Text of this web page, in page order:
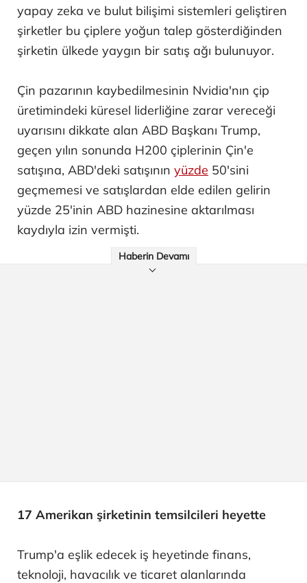
yapay zeka ve bulut bilişimi sistemleri geliştiren
şirketler bu çiplere yoğun talep gösterdiğinden
şirketin ülkede yaygın bir satış ağı bulunuyor.
Çin pazarının kaybedilmesinin Nvidia'nın çip
üretimindeki küresel liderliğine zarar vereceği
uyarısını dikkate alan ABD Başkanı Trump,
geçen yılın sonunda H200 çiplerinin Çin'e
satışına, ABD'deki satışının yüzde 50'sini
geçmemesi ve satışlardan elde edilen gelirin
yüzde 25'inin ABD hazinesine aktarılması
kaydıyla izin vermişti.
Haberin Devamı
17 Amerikan şirketinin temsilcileri heyette
Trump'a eşlik edecek iş heyetinde finans,
teknoloji, havacılık ve ticaret alanlarında